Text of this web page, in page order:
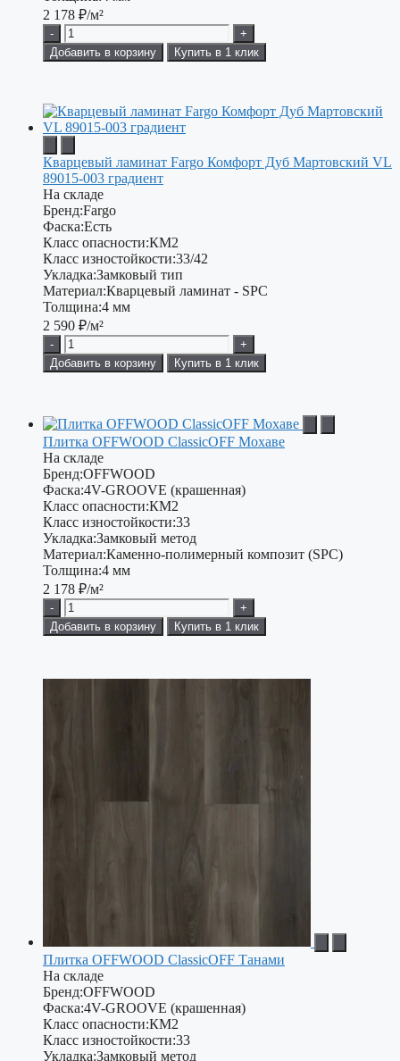
2 178 ₽/м²
-
+
Добавить в корзину
Купить в 1 клик
Кварцевый ламинат Fargo Комфорт Дуб Мартовский VL
89015-003 градиент
На складе
Бренд:Fargo
Фаска:Есть
Класс опасности:КМ2
Класс изностойкости:33/42
Укладка:Замковый тип
Материал:Кварцевый ламинат - SPC
Толщина:4 мм
2 590 ₽/м²
-
+
Добавить в корзину
Купить в 1 клик
Плитка OFFWOOD ClassicOFF Мохаве
На складе
Бренд:OFFWOOD
Фаска:4V-GROOVE (крашенная)
Класс опасности:КМ2
Класс изностойкости:33
Укладка:Замковый метод
Материал:Каменно-полимерный композит (SPC)
Толщина:4 мм
2 178 ₽/м²
-
+
Добавить в корзину
Купить в 1 клик
Плитка OFFWOOD ClassicOFF Танами
На складе
Бренд:OFFWOOD
Фаска:4V-GROOVE (крашенная)
Класс опасности:КМ2
Класс изностойкости:33
Укладка:Замковый метод